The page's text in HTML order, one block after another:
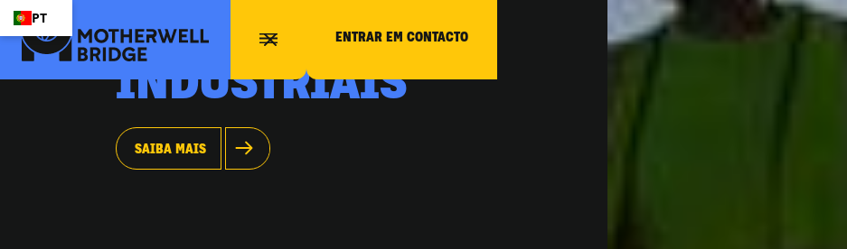
ENTRAR EM CONTACTO
PT
SERVIÇOS
INDUSTRIAIS
SAIBA MAIS